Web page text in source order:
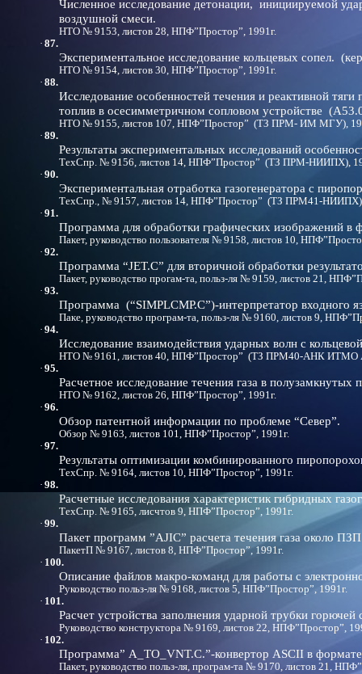
Численное исследование детонации, инициируемой
воздушной смеси.
НТО № 9153, листов 28, НПФ”Простор”, 1991г.
· 87.
Экспериментальное исследование кольцевых сопел.
НТО № 9154, листов 30, НПФ”Простор”, 1991г.
· 88.
Исследование особенностей течения и реактивной
топлив в осесимметричном сопловом устройстве
НТО № 9155, листов 107, НПФ”Простор” (ТЗ ПРМ- ИМ МГУ),
· 89.
Результаты экспериментальных исследований
ТехСпр. № 9156, листов 14, НПФ”Простор” (ТЗ ПРМ-НИИПХ),
· 90.
Экспериментальная отработка газогенератора с
ТехСпр., № 9157, листов 14, НПФ”Простор” (ТЗ ПРМ41-НИИПХ),
· 91.
Программа для обработки графических изображений в
Пакет, руководство пользователя № 9158, листов 10,
· 92.
Программа “JET.C” для вторичной обработки
Пакет, руководство прогам-та, польз-ля № 9159, листов 21,
· 93.
Программа (“SIMPLCMP.C”)-интерпретатор входного
Паке, руководство програм-та, польз-ля № 9160, листов 9,
· 94.
Исследование взаимодействия ударных волн с
НТО № 9161, листов 40, НПФ”Простор” (ТЗ ПРМ40-АНК ИТМО
· 95.
Расчетное исследование течения газа в
НТО № 9162, листов 26, НПФ”Простор”, 1991г.
· 96.
Обзор патентной информации по проблеме “Север”.
Обзор № 9163, листов 101, НПФ”Простор”, 1991г.
· 97.
Результаты оптимизации комбинированного
ТехСпр. № 9164, листов 10, НПФ”Простор”, 1991г.
· 98.
Расчетные исследования характеристик гибридных
ТехСпр. № 9165, лисчтов 9, НПФ”Простор”, 1991г.
· 99.
Пакет программ ”AJIC” расчета течения газа около
ПакетП № 9167, листов 8, НПФ”Простор”, 1991г.
· 100.
Описание файлов макро-команд для работы с
Руководство польз-ля № 9168, листов 5, НПФ”Простор”, 1991г.
· 101.
Расчет устройства заполнения ударной трубки горючей
Руководство конструктора № 9169, листов 22, НПФ”Простор”,
· 102.
Программа” A_TO_VNT.C.”-конвертор ASCII в
Пакет, руководство польз-ля, програм-та № 9170, листов 21,